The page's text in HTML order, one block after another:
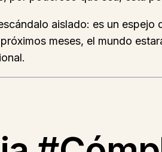
aislado: es un
meses, el mundo